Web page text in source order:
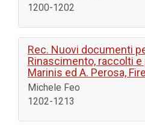
1200-1202
Rec. Nuovi documenti
Rinascimento, raccolti e
Marinis ed A. Perosa,
Michele Feo
1202-1213